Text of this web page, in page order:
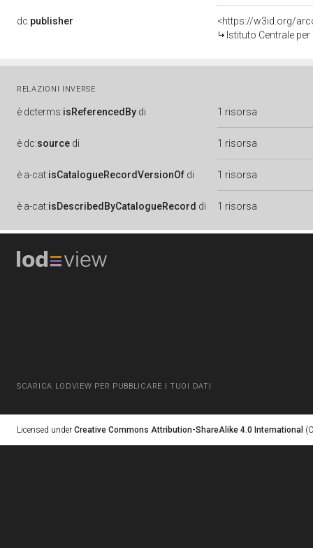
dc:publisher
<https://w3id.org/
Istituto Centrale
RELAZIONI INVERSE
è dcterms:isReferencedBy di 1 risorsa
è dc:source di 1 risorsa
è a-cat:isCatalogueRecordVersionOf di 1 risorsa
è a-cat:isDescribedByCatalogueRecord di 1 risorsa
SCARICA LODVIEW PER PUBBLICARE I TUOI DATI
Licensed under Creative Commons Attribution-ShareAlike 4.0 International